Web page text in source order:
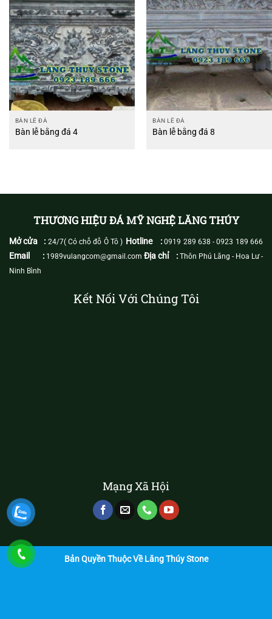
BÀN LỄ ĐÁ
Bàn lễ bằng đá 4
BÀN LỄ ĐÁ
Bàn lễ bằng đá 8
THƯƠNG HIỆU ĐÁ MỸ NGHỆ LĂNG THÚY
Mở cửa : 24/7( Có chỗ đỗ Ô Tô ) Hotline : 0919 289 638 -0923 189 666
Email : 1989vulangcom@gmail.com Địa chỉ : Thôn Phú Lăng - Hoa Lư -
Ninh Bình
Kết Nối Với Chúng Tôi
Mạng Xã Hội
Bản Quyền Thuộc Về Lăng Thúy Stone